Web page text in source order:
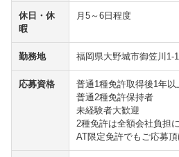
休日・休
暇
月5～6日程度
勤務地 福岡県大野城市御笠川1-
応募資格
普通1種免許取得後1年
普通2種免許保持者
未経験者大歓迎
2種免許は全額会社負担
AT限定免許でもご応募頂